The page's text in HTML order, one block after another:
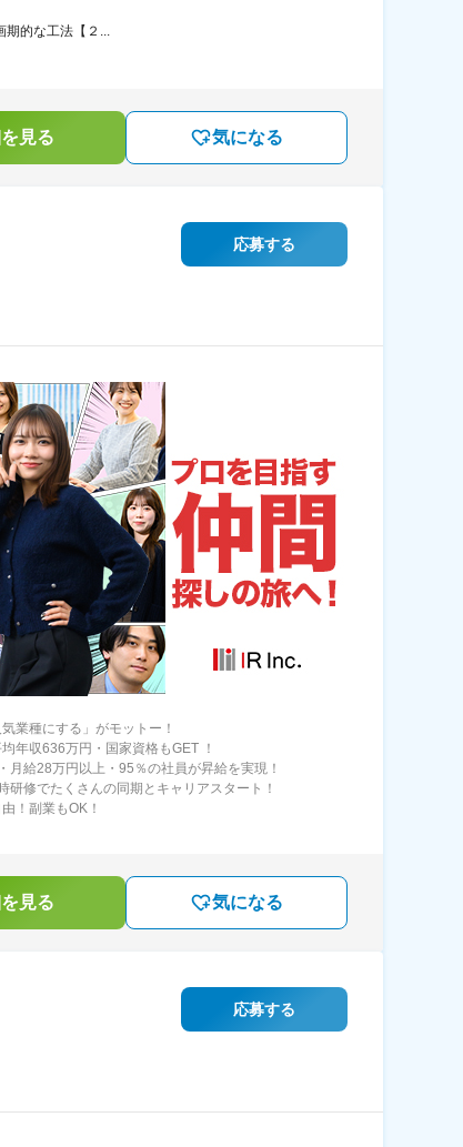
的な工法【２...
見る 気になる
応募する
業種にする」がモットー！
年収636万円・国家資格もGET ！
月給28万円以上・95％の社員が昇給を実現！
研修でたくさんの同期とキャリアスタート！
！副業もOK！
見る 気になる
応募する